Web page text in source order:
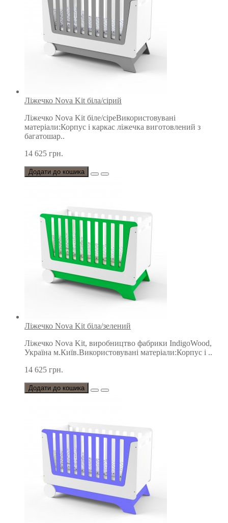
Ліжечко Nova Kit біла/сірий
Ліжечко Nova Kit біле/сіреВикористовувані
матеріали:Корпус і каркас ліжечка виготовлений з
багатошар..
14 625 грн.
Додати до кошика
Ліжечко Nova Kit біла/зелений
Ліжечко Nova Kit, виробництво фабрики IndigoWood,
Україна м.Київ.Використовувані матеріали:Корпус і ..
14 625 грн.
Додати до кошика